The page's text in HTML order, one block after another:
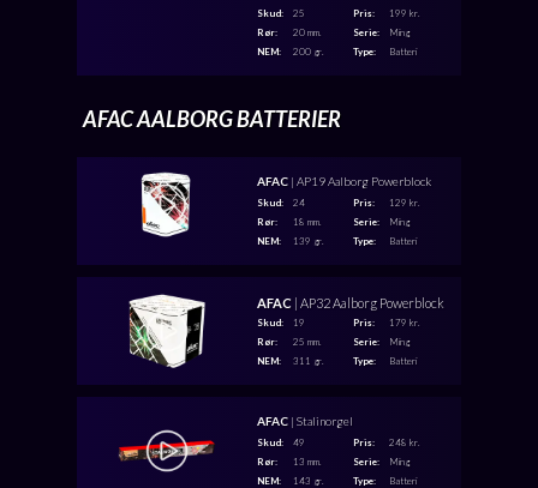
Skud:
Rør:
NEM:
Pris:
Serie:
Type:
25
20 mm.
200 gr.
199 kr.
Ming
Batteri
AFAC AALBORG BATTERIER
AFAC | AP19 Aalborg Powerblock
AFAC | AP32 Aalborg Powerblock
AFAC | Stalinorgel
Skud:
Rør:
NEM:
Pris:
Serie:
Type:
Skud:
Rør:
NEM:
Pris:
Serie:
Type:
Skud:
Rør:
NEM:
Pris:
Serie:
Type:
24
18 mm.
139 gr.
129 kr.
Ming
Batteri
19
25 mm.
311 gr.
179 kr.
Ming
Batteri
49
13 mm.
143 gr.
248 kr.
Ming
Batteri